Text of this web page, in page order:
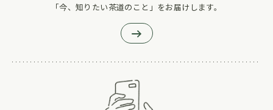
「今、知りたい茶道のこと」をお届けします。